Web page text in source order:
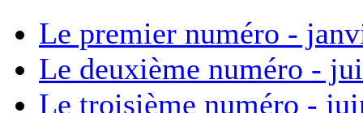
Le premier numéro -
Le deuxième numéro -
Le troisième numéro -